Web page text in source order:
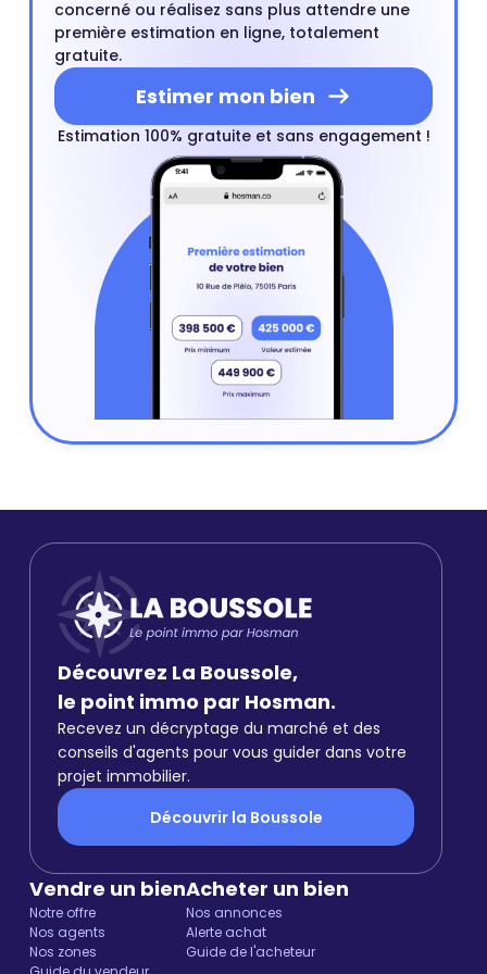
concerné ou réalisez sans plus attendre une
première estimation en ligne, totalement
gratuite.
Estimer mon bien
Estimation 100% gratuite et sans engagement !
Découvrez La Boussole,
le point immo par Hosman.
Recevez un décryptage du marché et des
conseils d'agents pour vous guider dans votre
projet immobilier.
Découvrir la Boussole
Vendre un bien
Notre offre
Nos agents
Nos zones
Acheter un bien
Nos annonces
Alerte achat
Guide de l'acheteur